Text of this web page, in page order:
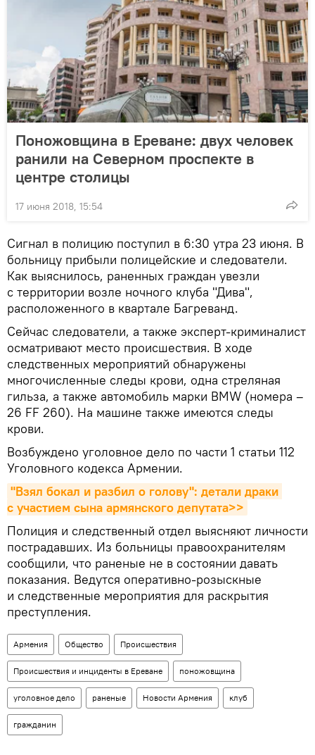
Поножовщина в Ереване: двух человек
ранили на Северном проспекте в
центре столицы
17 июня 2018, 15:54
Сигнал в полицию поступил в 6:30 утра 23 июня. В
больницу прибыли полицейские и следователи.
Как выяснилось, раненных граждан увезли
с территории возле ночного клуба "Дива",
расположенного в квартале Багреванд.
Сейчас следователи, а также эксперт-криминалист
осматривают место происшествия. В ходе
следственных мероприятий обнаружены
многочисленные следы крови, одна стреляная
гильза, а также автомобиль марки BMW (номера –
26 FF 260). На машине также имеются следы
крови.
Возбуждено уголовное дело по части 1 статьи 112
Уголовного кодекса Армении.
"Взял бокал и разбил о голову": детали драки
с участием сына армянского депутата>>
Полиция и следственный отдел выясняют личности
пострадавших. Из больницы правоохранителям
сообщили, что раненые не в состоянии давать
показания. Ведутся оперативно-розыскные
и следственные мероприятия для раскрытия
преступления.
Армения Общество Происшествия
Происшествия и инциденты в Ереване поножовщина
уголовное дело раненые Новости Армения клуб
гражданин